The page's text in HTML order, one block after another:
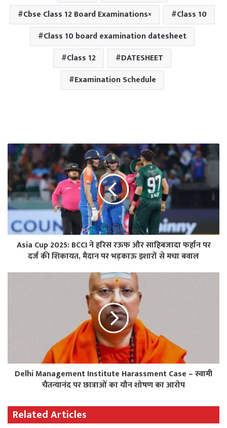
Cbse Class 12 Board Examinations×
Class 10
Class 10 board examination datesheet
Class 12
DATESHEET
Examination Schedule
Asia Cup 2025: BCCI ने हरिस रऊफ और साहिबजादा फर्हान पर
दर्ज की शिकायत, मैदान पर भड़काऊ इशारों से मचा बवाल
Delhi Management Institute Harassment Case – स्वामी
चैतन्यानंद पर छात्राओं का यौन शोषण का आरोप
Related Articles